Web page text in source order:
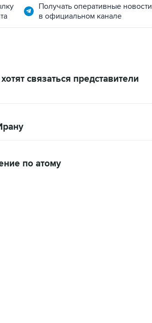
Получать оперативные новости
в официальном канале
связаться представители
по атому